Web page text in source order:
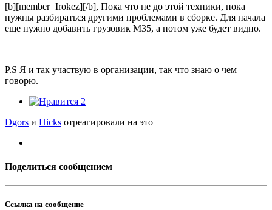
[b][member=Irokez][/b], Пока что не до этой техники, пока
нужны разбираться другими проблемами в сборке. Для начала
еще нужно добавить грузовик М35, а потом уже будет видно.
P.S Я и так участвую в организации, так что знаю о чем
говорю.
2
Dgors и Hicks отреагировали на это
Поделиться сообщением
Ссылка на сообщение